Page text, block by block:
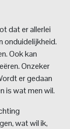
dat er allerlei
onduidelijkheid.
Ook kan
Onzeker
er gedaan
is wat men wil.
wat wil ik,